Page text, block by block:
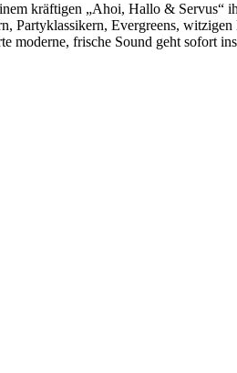
kräftigen „Ahoi, Hallo & Servus“
Partyklassikern, Evergreens,
moderne, frische Sound geht sofort